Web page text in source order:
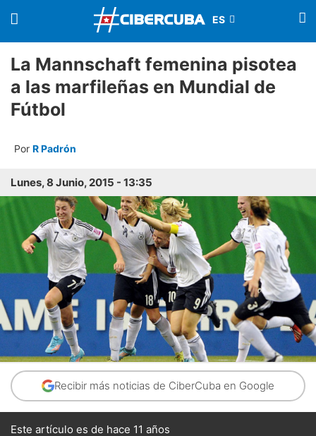
La Mannschaft femenina pisotea
a las marfileñas en Mundial de
Fútbol
Por R Padrón
Lunes, 8 Junio, 2015 - 13:35
Recibir más noticias de CiberCuba en Google
Este artículo es de hace 11 años